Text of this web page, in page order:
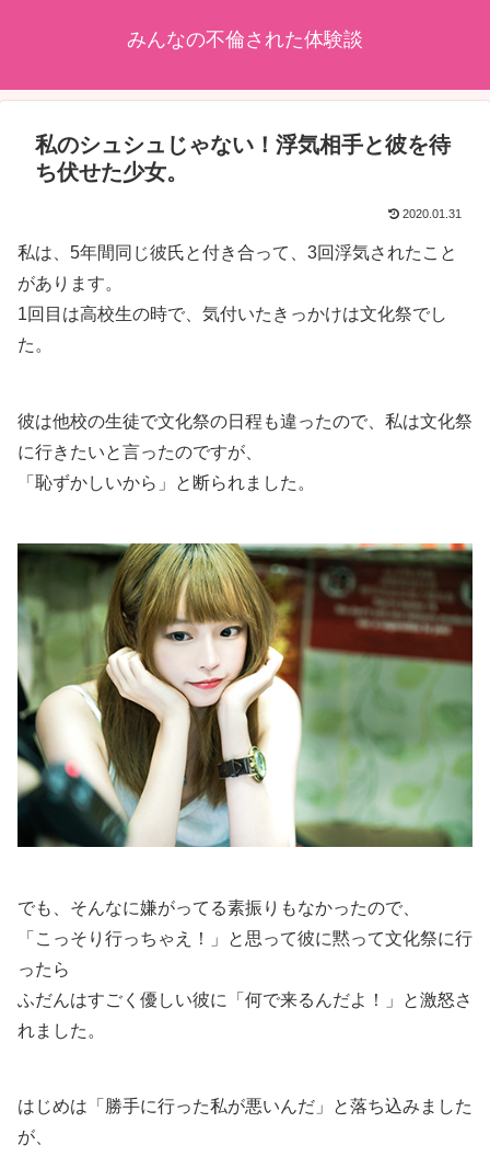
みんなの不倫された体験談
私のシュシュじゃない！浮気相手と彼を待
ち伏せた少女。
2020.01.31
私は、5年間同じ彼氏と付き合って、3回浮気されたこと
があります。
1回目は高校生の時で、気付いたきっかけは文化祭でし
た。
彼は他校の生徒で文化祭の日程も違ったので、私は文化祭
に行きたいと言ったのですが、
「恥ずかしいから」と断られました。
でも、そんなに嫌がってる素振りもなかったので、
「こっそり行っちゃえ！」と思って彼に黙って文化祭に行
ったら
ふだんはすごく優しい彼に「何で来るんだよ！」と激怒さ
れました。
はじめは「勝手に行った私が悪いんだ」と落ち込みました
が、